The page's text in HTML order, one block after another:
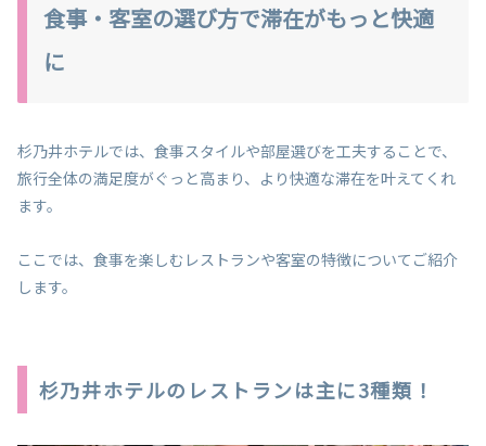
食事・客室の選び方で滞在がもっと快適
に
杉乃井ホテルでは、食事スタイルや部屋選びを工夫することで、
旅行全体の満足度がぐっと高まり、より快適な滞在を叶えてくれ
ます。
ここでは、食事を楽しむレストランや客室の特徴についてご紹介
します。
杉乃井ホテルのレストランは主に3種類！